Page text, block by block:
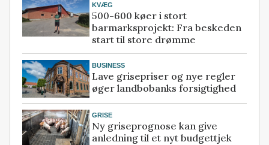
KVÆG
500-600 køer i stort
barmarksprojekt: Fra beskeden
start til store drømme
BUSINESS
Lave grisepriser og nye regler
øger landbobanks forsigtighed
GRISE
Ny griseprognose kan give
anledning til et nyt budgettjek